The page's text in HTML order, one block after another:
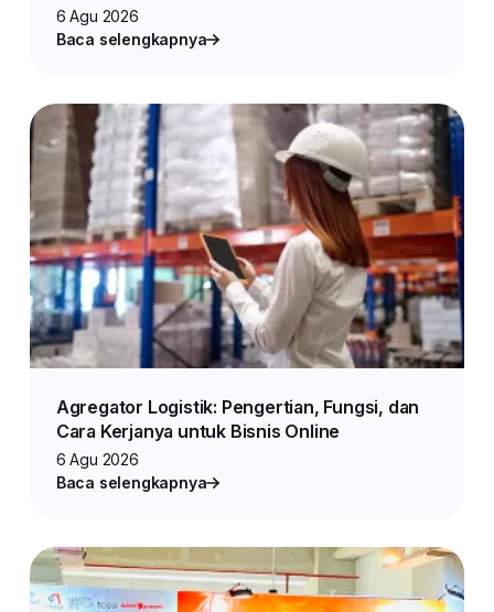
Produk untuk Jualan Online
6 Agu 2026
Baca selengkapnya
Agregator Logistik: Pengertian, Fungsi, dan
Cara Kerjanya untuk Bisnis Online
6 Agu 2026
Baca selengkapnya